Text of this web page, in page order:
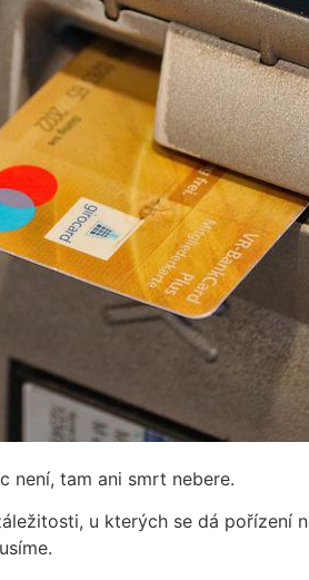
není, tam ani smrt nebere.
u kterých se dá pořízení